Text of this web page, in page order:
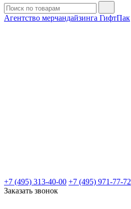
Агентство мерчандайзинга ГифтПак
+7 (495) 313-40-00 +7 (495) 971-77-72
Заказать звонок